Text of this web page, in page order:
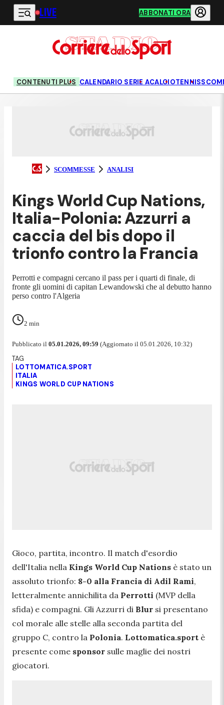
Vai al contenuto principale
LIVE ABBONATI ORA
CONTENUTI PLUS CALENDARIO SERIE ACALCIOTENNIS
SCOMMESSE ANALISI
Kings World Cup Nations,
Italia-Polonia: Azzurri a
caccia del bis dopo il
trionfo contro la Francia
Perrotti e compagni cercano il pass per i quarti di finale, di
fronte gli uomini di capitan Lewandowski che al debutto hanno
perso contro l'Algeria
2 min
Pubblicato il 05.01.2026, 09:59 (Aggiornato il 05.01.2026, 10:32)
LOTTOMATICA.SPORT
ITALIA
KINGS WORLD CUP NATIONS
Gioco, partita, incontro. Il match d'esordio
dell'Italia nella Kings World Cup Nations è stato un
assoluto trionfo: 8-0 alla Francia di Adil Rami,
letteralmente annichilita da Perrotti (MVP della
sfida) e compagni. Gli Azzurri di Blur si presentano
col morale alle stelle alla seconda partita del
gruppo C, contro la Polonia. Lottomatica.sport è
presente come sponsor sulle maglie dei nostri
giocatori.